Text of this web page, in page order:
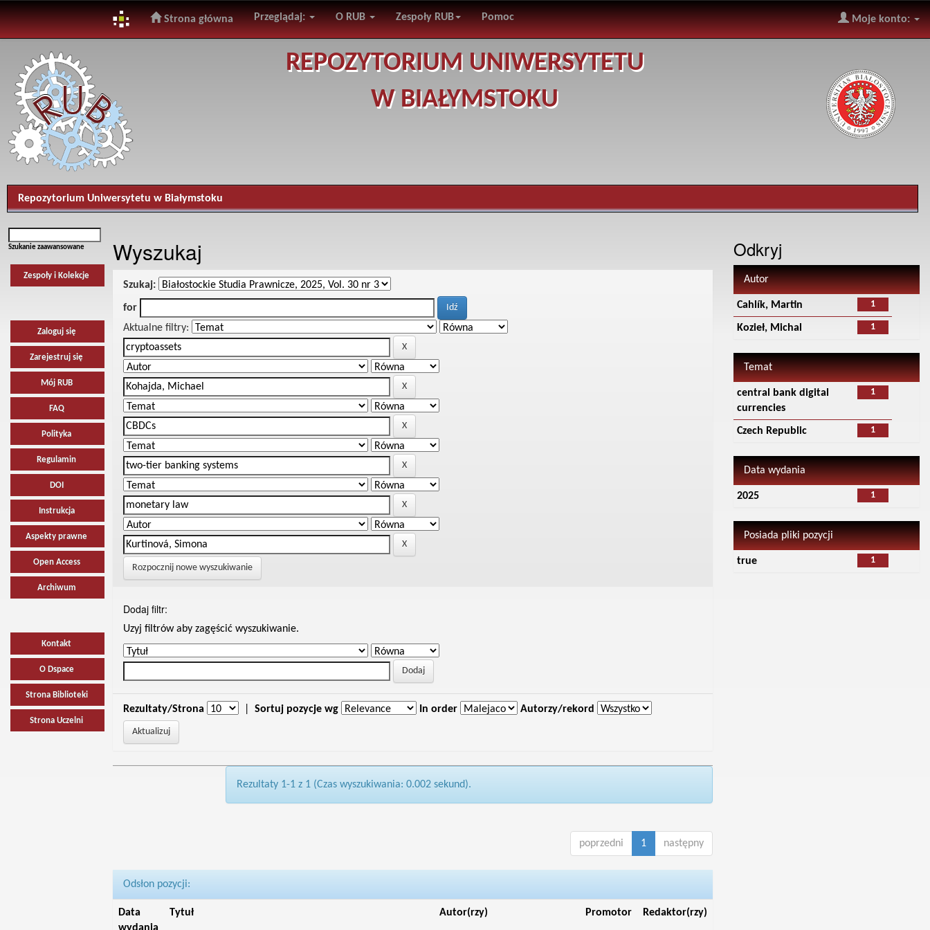
navigation
Strona główna Przeglądaj: O RUB Zespoły RUB Pomoc Moje konto:
REPOZYTORIUM UNIWERSYTETU
W BIAŁYMSTOKU
Repozytorium Uniwersytetu w Białymstoku
Szukanie zaawansowane
Zespoły i Kolekcje
Zaloguj się
Zarejestruj się
Mój RUB
FAQ
Polityka
Regulamin
DOI
Instrukcja
Aspekty prawne
Open Access
Archiwum
Kontakt
O Dspace
Strona Biblioteki
Strona Uczelni
Wyszukaj
Szukaj:
for
Aktualne filtry:
Rozpocznij nowe wyszukiwanie
Dodaj filtr:
Uzyj filtrów aby zagęścić wyszukiwanie.
Rezultaty/Strona Sortuj pozycje wg In order Autorzy/rekord
Rezultaty 1-1 z 1 (Czas wyszukiwania: 0.002 sekund).
poprzedni 1 następny
Odsłon pozycji:
Data
Tytuł Autor(rzy) Promotor Redaktor(rzy)
Odkryj
Autor
1
Cahlík, Martin
1
Kozieł, Michal
Temat
1
central bank digital
currencies
1
Czech Republic
Data wydania
1
2025
Posiada pliki pozycji
1
true